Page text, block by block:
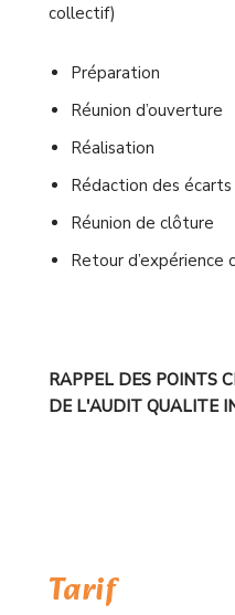
collectif)
Préparation
Réunion d’ouverture
Réalisation
Rédaction des écarts
Réunion de clôture
Retour d’expérience
RAPPEL DES POINTS
DE L'AUDIT QUALITE
Tarif